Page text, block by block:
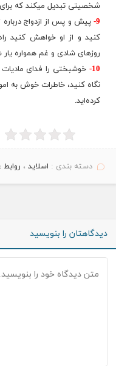
شخصیتی تبدیل می​کند​ که
9- پیش و پس از ازدواج درباره
کنید و از او خواهش کنید
روزهای شادی و غم همواره
10- خوشبختی را فدای
نگاه کنید، خاطرات خوش به
کرده‌اید.
دسته بندی : اسلاید ، روابط
دیدگاهتان را بنویسید